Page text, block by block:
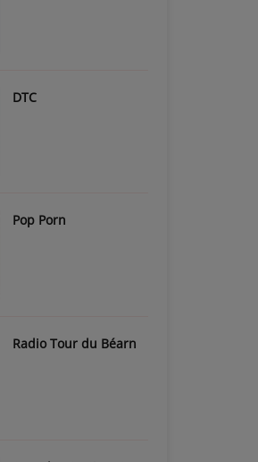
DTC
Pop Porn
Radio Tour du Béarn